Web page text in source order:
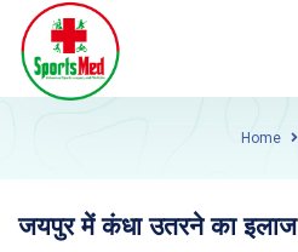
Home
जयपुर में कंधा उतरने का इलाज